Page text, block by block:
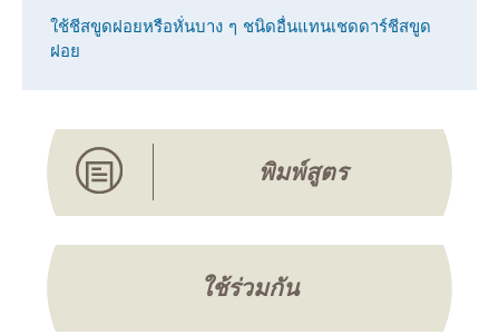
ใช้ชีสขูดฝอยหรือหั่นบาง ๆ ชนิดอื่นแทนเชดดาร์ชีสขูด
ฝอย
พิมพ์สูตร
ใช้ร่วมกัน